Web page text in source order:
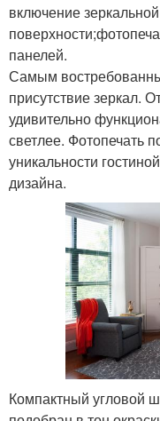
включение зеркальной
панелей.
Самым
присутствие зеркал.
удивительно
светлее. Фотопечать
уникальности
дизайна.
Компактный угловой